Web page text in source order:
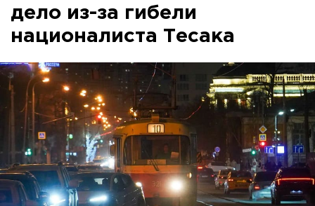
дело из-за гибели
националиста Тесака